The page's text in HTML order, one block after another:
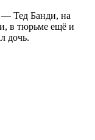
Тед Банди, на
в тюрьме ещё и
дочь.